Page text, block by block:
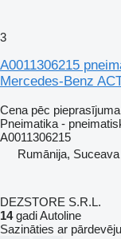
3
A0011306215
Mercedes-Benz
Cena pēc pieprasījuma
Pneimatika -
A0011306215
Rumānija, Suceava
DEZSTORE S.R.L.
14gadi Autoline
Sazināties ar pārdevēju